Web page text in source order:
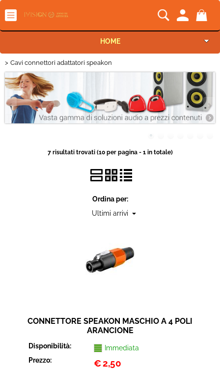
Categoria: HOME> Cavi connettori adattatori speakon
Marca
HOME
Audio Pro e Lighting
Car Audio
Networking
Cavi connettori adattatori
Strumenti musicali
Cavi connettori adattatori speakon
7 risultati trovati (10 per pagina - 1 in totale)
Ordina per:
CONNETTORE SPEAKON MASCHIO A 4 POLI
ARANCIONE
Disponibilità:
Immediata
Prezzo:
€2,50